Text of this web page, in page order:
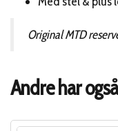
Original MTD
Andre har